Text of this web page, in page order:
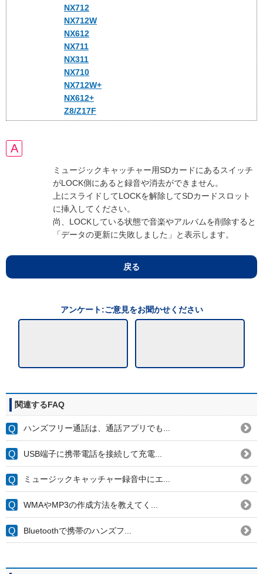
NX712
NX712W
NX612
NX711
NX311
NX710
NX712W+
NX612+
Z8/Z17F
ミュージックキャッチャー用SDカードにあるスイッチ
がLOCK側にあると録音や消去ができません。
上にスライドしてLOCKを解除してSDカードスロット
に挿入してください。
尚、LOCKしている状態で音楽やアルバムを削除すると
「データの更新に失敗しました」と表示します。
戻る
アンケート:ご意見をお聞かせください
関連するFAQ
ハンズフリー通話は、通話アプリでも...
USB端子に携帯電話を接続して充電...
ミュージックキャッチャー録音中にエ...
WMAやMP3の作成方法を教えてく...
Bluetoothで携帯のハンズフ...